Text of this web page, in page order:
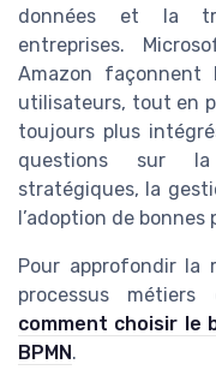
données et la
entreprises.
Amazon
utilisateurs, tout en
toujours plus
questions sur
stratégiques, la
l’adoption de bonnes
Pour approfondir la
processus
comment choisir le
BPMN.